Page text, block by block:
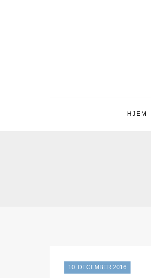
HJEM
10. DECEMBER 2016